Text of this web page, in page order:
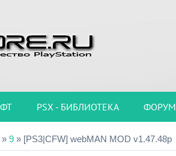
PSX - БИБЛИОТЕКА ФОРУМ
» 9 » [PS3|CFW] webMAN MOD v1.47.48p